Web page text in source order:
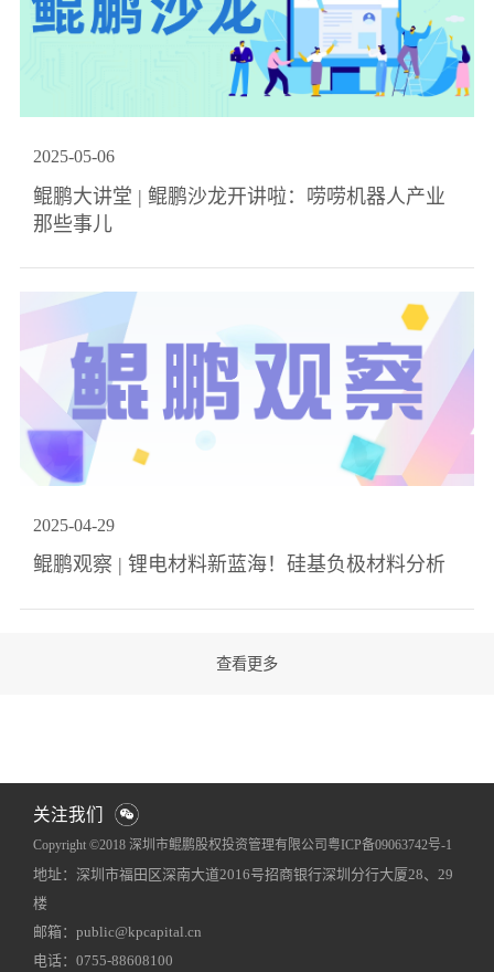
2025-05-06
鲲鹏大讲堂 | 鲲鹏沙龙开讲啦：唠唠机器人产业
那些事儿
2025-04-29
鲲鹏观察 | 锂电材料新蓝海！硅基负极材料分析
关注我们
Copyright ©2018 深圳市鲲鹏股权投资管理有限公司 粤ICP备09063742号-1
网站地图犀牛云提供企业云服务
地址：深圳市福田区深南大道2016号招商银行深圳分行大厦28、29
楼
邮箱：public@kpcapital.cn
电话：0755-88608100